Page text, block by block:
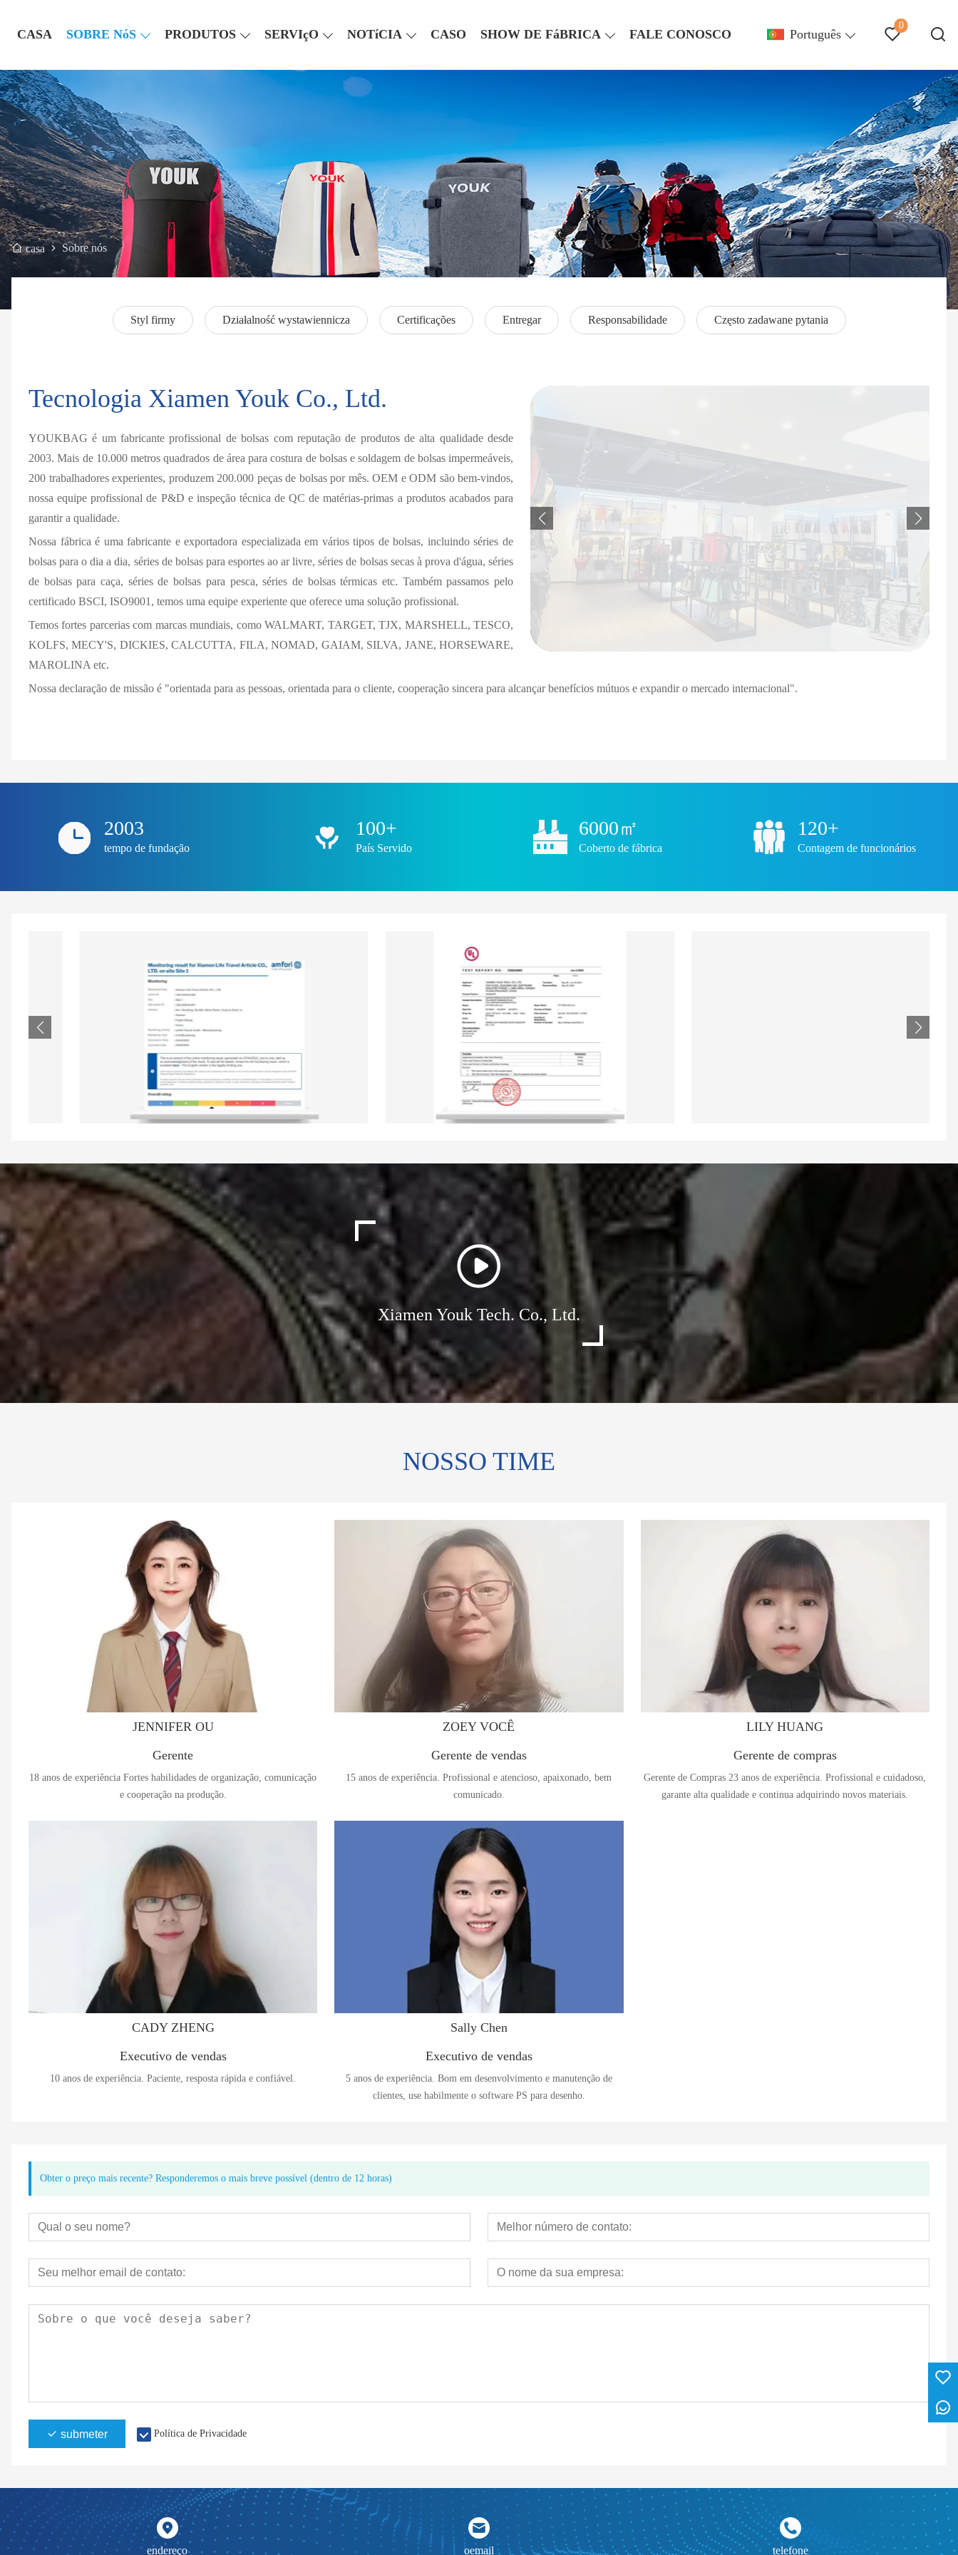
CASA SOBRE NóS PRODUTOS SERVIçO NOTíCIA CASO SHOW DE FáBRICA FALE CONOSCO Português
0
casa Sobre nós
Styl firmy Działalność wystawiennicza Certificações Entregar Responsabilidade Często zadawane pytania
Tecnologia Xiamen Youk Co., Ltd.
YOUKBAG é um fabricante profissional de bolsas com reputação de produtos de alta qualidade desde
2003. Mais de 10.000 metros quadrados de área para costura de bolsas e soldagem de bolsas impermeáveis,
200 trabalhadores experientes, produzem 200.000 peças de bolsas por mês. OEM e ODM são bem-vindos,
nossa equipe profissional de P&D e inspeção técnica de QC de matérias-primas a produtos acabados para
garantir a qualidade.
Nossa fábrica é uma fabricante e exportadora especializada em vários tipos de bolsas, incluindo séries de
bolsas para o dia a dia, séries de bolsas para esportes ao ar livre, séries de bolsas secas à prova d'água, séries
de bolsas para caça, séries de bolsas para pesca, séries de bolsas térmicas etc. Também passamos pelo
certificado BSCI, ISO9001, temos uma equipe experiente que oferece uma solução profissional.
Temos fortes parcerias com marcas mundiais, como WALMART, TARGET, TJX, MARSHELL, TESCO,
KOLFS, MECY'S, DICKIES, CALCUTTA, FILA, NOMAD, GAIAM, SILVA, JANE, HORSEWARE,
MAROLINA etc.
Nossa declaração de missão é "orientada para as pessoas, orientada para o cliente, cooperação sincera para alcançar benefícios mútuos e expandir o mercado internacional".
2003
tempo de fundação
100+
País Servido
6000㎡
Coberto de fábrica
120+
Contagem de funcionários
Xiamen Youk Tech. Co., Ltd.
NOSSO TIME
JENNIFER OU
Gerente
18 anos de experiência Fortes habilidades de organização, comunicação
e cooperação na produção.
ZOEY VOCÊ
Gerente de vendas
15 anos de experiência. Profissional e atencioso, apaixonado, bem
comunicado.
LILY HUANG
Gerente de compras
Gerente de Compras 23 anos de experiência. Profissional e cuidadoso,
garante alta qualidade e continua adquirindo novos materiais.
CADY ZHENG
Executivo de vendas
10 anos de experiência. Paciente, resposta rápida e confiável.
Sally Chen
Executivo de vendas
5 anos de experiência. Bom em desenvolvimento e manutenção de
clientes, use habilmente o software PS para desenho.
Obter o preço mais recente? Responderemos o mais breve possível (dentro de 12 horas)
submeter Política de Privacidade
endereço oemail telefone